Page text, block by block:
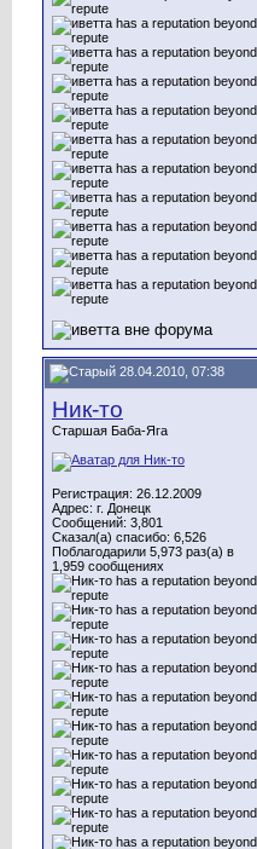
28.04.2010, 07:38
Ник-то
Старшая Баба-Яга
Регистрация: 26.12.2009
Адрес: г. Донецк
Сообщений: 3,801
Сказал(а) спасибо: 6,526
Поблагодарили 5,973 раз(а) в
1,959 сообщениях